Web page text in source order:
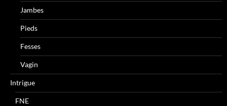
Jambes
Pieds
Fesses
Vagin
Intrigue
FNE